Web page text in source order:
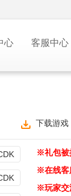
心 客服中心
下载游戏
※礼包被
※在线客
※玩家交